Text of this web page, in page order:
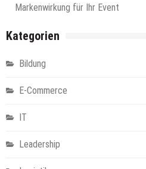
Markenwirkung für Ihr Event
Kategorien
Bildung
E-Commerce
IT
Leadership